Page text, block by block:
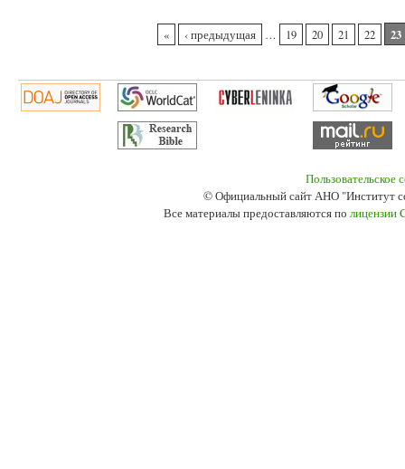
« ‹ предыдущая … 19 20 21 22 23
Пользовательское
© Официальный сайт АНО "Институт
Все материалы предоставляются по лицензии